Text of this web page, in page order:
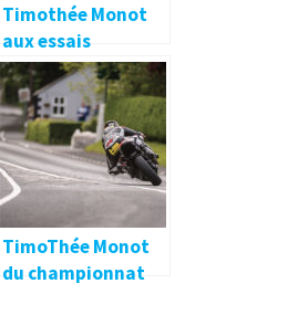
Timothée Monot
aux essais
Energica… 🔐
TimoThée Monot
du championnat